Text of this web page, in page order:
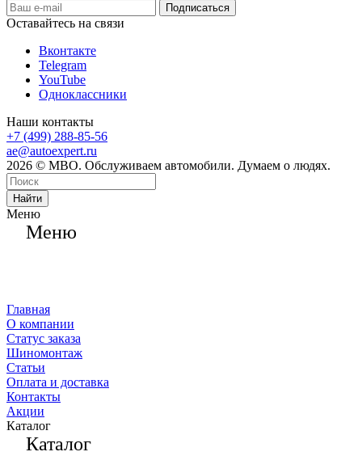
Оставайтесь на связи
Вконтакте
Telegram
YouTube
Одноклассники
Наши контакты
+7 (499) 288-85-56
ae@autoexpert.ru
2026 © МВО. Обслуживаем автомобили. Думаем о людях.
Найти
Меню
Меню
Главная
О компании
Статус заказа
Шиномонтаж
Статьи
Оплата и доставка
Контакты
Акции
Каталог
Каталог